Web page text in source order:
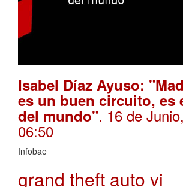
Isabel Díaz Ayuso:
es un buen circuito, es
del mundo". 16 de
06:50
Infobae
grand theft auto vi